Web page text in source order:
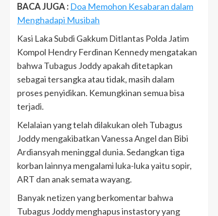
BACA JUGA : Doa Memohon Kesabaran dalam
Menghadapi Musibah
Kasi Laka Subdi Gakkum Ditlantas Polda Jatim
Kompol Hendry Ferdinan Kennedy mengatakan
bahwa Tubagus Joddy apakah ditetapkan
sebagai tersangka atau tidak, masih dalam
proses penyidikan. Kemungkinan semua bisa
terjadi.
Kelalaian yang telah dilakukan oleh Tubagus
Joddy mengakibatkan Vanessa Angel dan Bibi
Ardiansyah meninggal dunia. Sedangkan tiga
korban lainnya mengalami luka-luka yaitu sopir,
ART dan anak semata wayang.
Banyak netizen yang berkomentar bahwa
Tubagus Joddy menghapus instastory yang